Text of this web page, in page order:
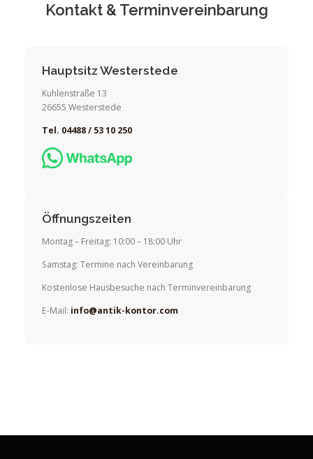
Kontakt & Terminvereinbarung
Hauptsitz Westerstede
Kuhlenstraße 13
26655 Westerstede
Tel. 04488 / 53 10 250
Öffnungszeiten
Montag – Freitag: 10:00 – 18:00 Uhr
Samstag: Termine nach Vereinbarung
Kostenlose Hausbesuche nach Terminvereinbarung
E-Mail: info@antik-kontor.com